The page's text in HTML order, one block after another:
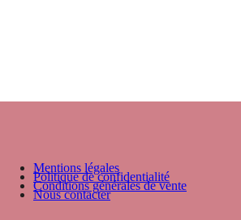
Mentions légales
Politique de confidentialité
Conditions générales de vente
Nous contacter